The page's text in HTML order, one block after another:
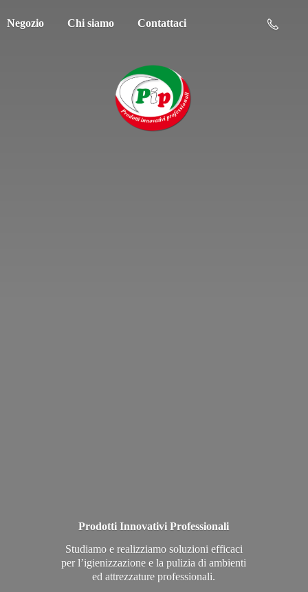
Negozio Chi siamo Contattaci
Prodotti Innovativi Professionali
Studiamo e realizziamo soluzioni efficaci
per l’igienizzazione e la pulizia di ambienti
ed attrezzature professionali.